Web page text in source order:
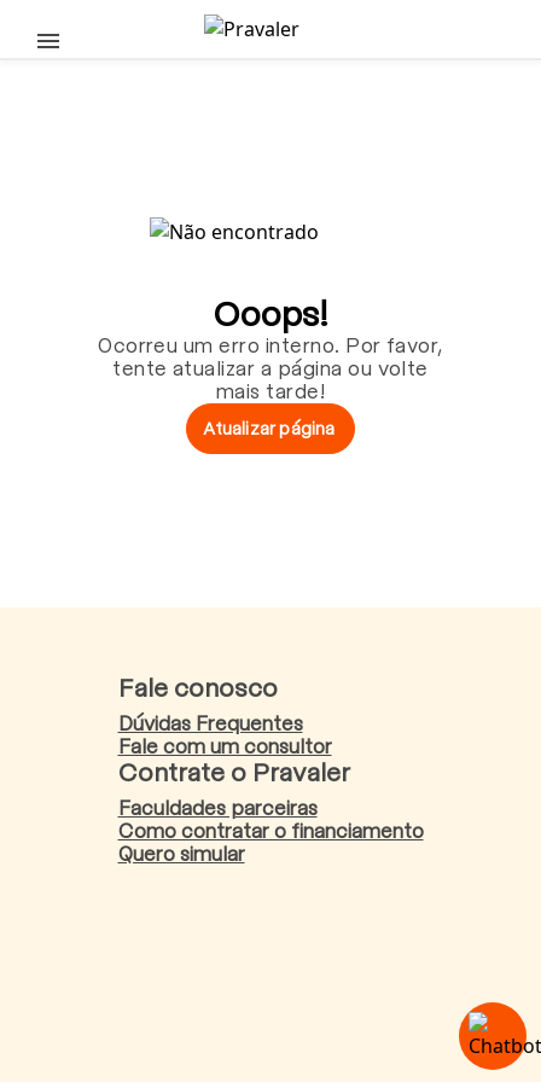
Pular para o conteúdo principal
Ooops!
Ocorreu um erro interno. Por favor,
tente atualizar a página ou volte
mais tarde!
Atualizar página
Fale conosco
Dúvidas Frequentes
Fale com um consultor
Contrate o Pravaler
Faculdades parceiras
Como contratar o financiamento
Quero simular